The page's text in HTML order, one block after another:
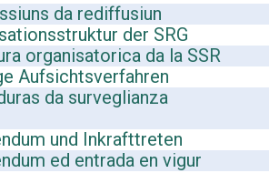
da rediffusiun
der SRG
organisatorica da la SSR
Aufsichtsverfahren
da surveglianza
und Inkrafttreten
ed entrada en vigur